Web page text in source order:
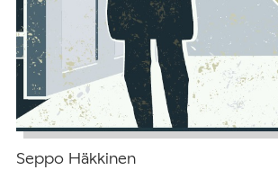
Seppo Häkkinen